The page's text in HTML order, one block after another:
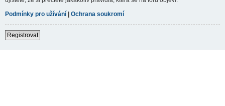
Podmínky pro užívání | Ochrana soukromí
Registrovat